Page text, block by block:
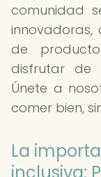
comunidad
innovadoras,
de
disfrutar de
Únete a
comer bien,
La